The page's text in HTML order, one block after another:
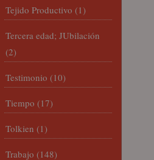
Tejido Productivo (1)
Tercera edad; JUbilación
(2)
Testimonio (10)
Tiempo (17)
Tolkien (1)
Trabajo (148)